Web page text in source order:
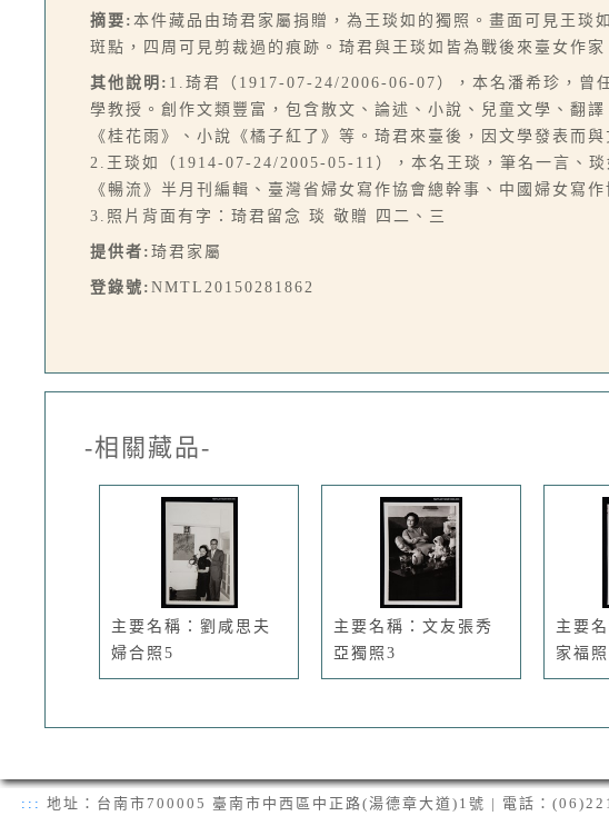
摘要: 本件藏品由琦君家屬捐贈，為王琰如的獨照。畫面可見王
斑點，四周可見剪裁過的痕跡。琦君與王琰如皆為戰後來臺女作
其他說明: 1.琦君（1917-07-24/2006-06-07），本名潘希珍，曾
學教授。創作文類豐富，包含散文、論述、小說、兒童文學、翻
《桂花雨》、小說《橘子紅了》等。琦君來臺後，因文學發表而
2.王琰如（1914-07-24/2005-05-11），本名王琰，筆名一言、
《暢流》半月刊編輯、臺灣省婦女寫作協會總幹事、中國婦女寫作
3.照片背面有字：琦君留念 琰 敬贈 四二、三
提供者: 琦君家屬
登錄號: NMTL20150281862
-相關藏品-
主要名稱：劉咸思夫
婦合照5
主要名稱：文友張秀
亞獨照3
主要
家福
::: 地址：台南市700005 臺南市中西區中正路(湯德章大道)1號 | 電話：